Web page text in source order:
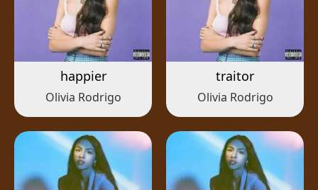
happier
Olivia Rodrigo
traitor
Olivia Rodrigo